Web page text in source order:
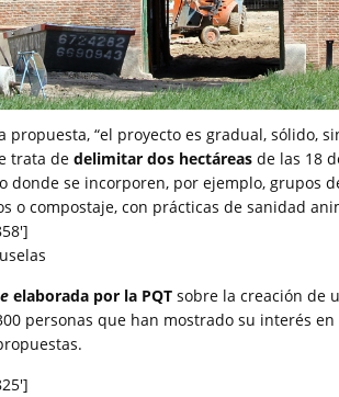
propuesta, “el proyecto es gradual, sólido,
trata de delimitar dos hectáreas de las 18
donde se incorporen, por ejemplo, grupos
o compostaje, con prácticas de sanidad
elaborada por la PQT sobre la creación de
personas que han mostrado su interés